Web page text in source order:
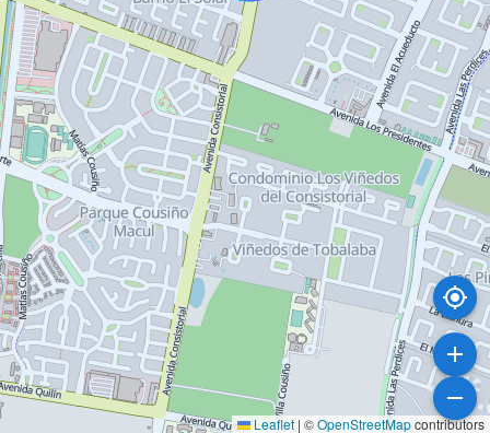
Leaflet | ©OpenStreetMapcontributors